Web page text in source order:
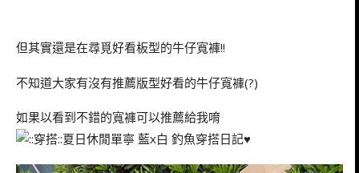
但其實還是在尋覓好看板型的牛仔寬褲!!
不知道大家有沒有推薦版型好看的牛仔寬褲(?)
如果以看到不錯的寬褲可以推薦給我唷